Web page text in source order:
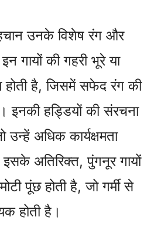
उनके विशेष रंग और
गायों की गहरी भूरे या
होती है, जिसमें सफेद रंग की
इनकी हड्डियों की संरचना
उन्हें अधिक कार्यक्षमता
अतिरिक्त, पुंगनूर गायों
पूंछ होती है, जो गर्मी से
होती है।